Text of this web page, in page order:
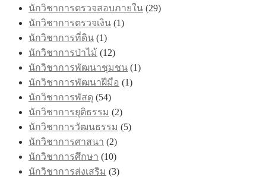
นักวิชาการตรวจสอบภายใน (29)
นักวิชาการตรวจเงิน (1)
นักวิชาการที่ดิน (1)
นักวิชาการป่าไม้ (12)
นักวิชาการพัฒนาชุมชน (1)
นักวิชาการพัฒนาฝีมือ (1)
นักวิชาการพัสดุ (54)
นักวิชาการยุติธรรม (2)
นักวิชาการวัฒนธรรม (5)
นักวิชาการศาสนา (2)
นักวิชาการศึกษา (10)
นักวิชาการส่งเสริม (3)